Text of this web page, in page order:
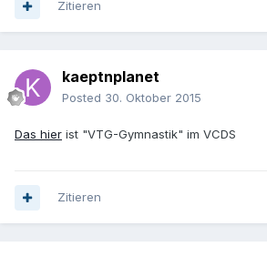
Zitieren
kaeptnplanet
Posted 30. Oktober 2015
Das hier ist "VTG-Gymnastik" im VCDS
Zitieren